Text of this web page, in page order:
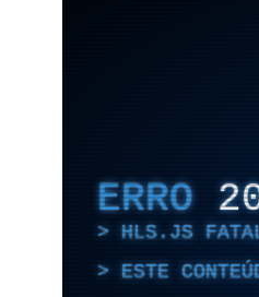
ERRO
HLS.JS
ESTE